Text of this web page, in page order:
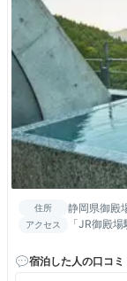
住所 静岡県御殿
アクセス
「JR御殿
宿泊した人の口コミ